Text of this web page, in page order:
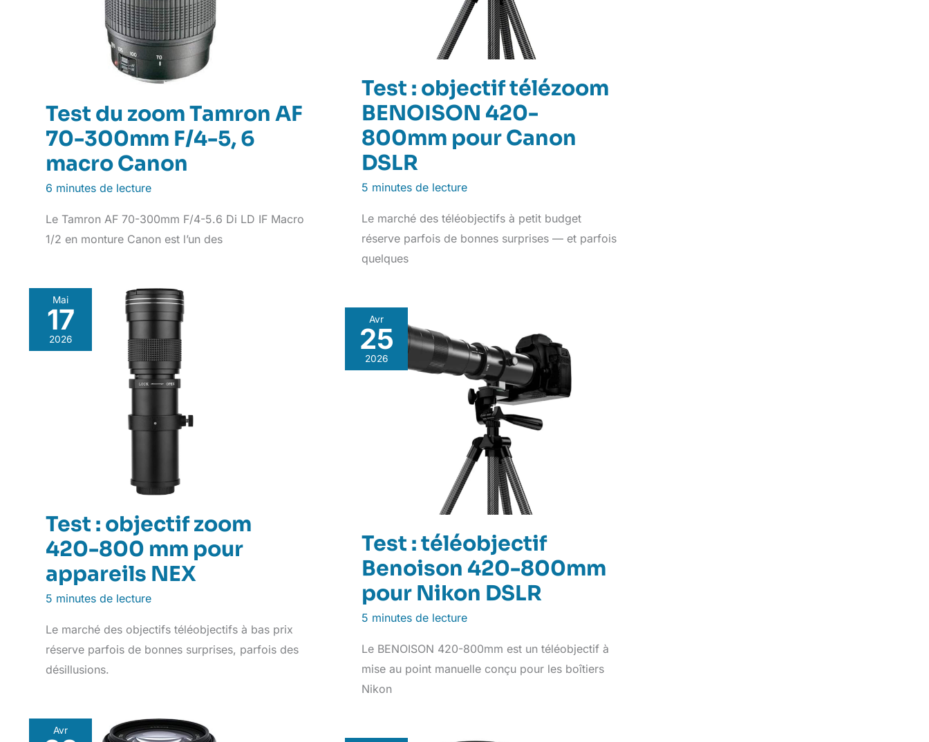
Test : objectif télézoom
BENOISON 420-
800mm pour Canon
DSLR
5 minutes de lecture
Le marché des téléobjectifs à petit budget
réserve parfois de bonnes surprises — et parfois
quelques
Test du zoom Tamron AF
70-300mm F/4-5, 6
macro Canon
6 minutes de lecture
Le Tamron AF 70-300mm F/4-5.6 Di LD IF Macro
1/2 en monture Canon est l’un des
Mai
17
2026
Test : objectif zoom
420-800 mm pour
appareils NEX
5 minutes de lecture
Le marché des objectifs téléobjectifs à bas prix
réserve parfois de bonnes surprises, parfois des
désillusions.
Avr
25
2026
Test : téléobjectif
Benoison 420-800mm
pour Nikon DSLR
5 minutes de lecture
Le BENOISON 420-800mm est un téléobjectif à
mise au point manuelle conçu pour les boîtiers
Nikon
Avr